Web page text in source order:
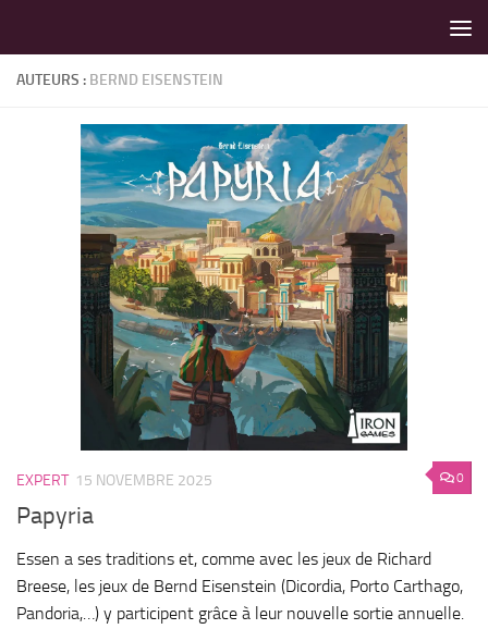
AUTEURS : BERND EISENSTEIN
0
EXPERT 15 NOVEMBRE 2025
Papyria
Essen a ses traditions et, comme avec les jeux de Richard
Breese, les jeux de Bernd Eisenstein (Dicordia, Porto Carthago,
Pandoria,…) y participent grâce à leur nouvelle sortie annuelle.